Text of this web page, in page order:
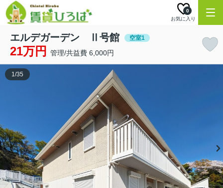
お気に入り
0
エルデガーデン Ⅱ号館 空室1
21万円 管理/共益費 6,000円
1/35